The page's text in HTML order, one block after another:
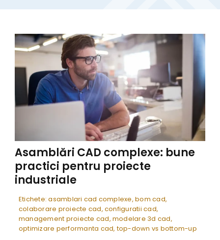
Asamblări CAD complexe: bune
practici pentru proiecte
industriale
Etichete:asamblari cad complexe,bom cad,
colaborare proiecte cad, configuratii cad,
management proiecte cad, modelare 3d cad,
optimizare performanta cad,top-down vs bottom-up